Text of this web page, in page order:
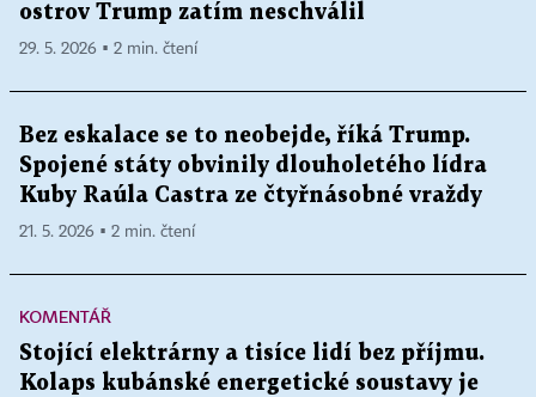
ostrov Trump zatím neschválil
29. 5. 2026 ▪ 2 min. čtení
Bez eskalace se to neobejde, říká Trump.
Spojené státy obvinily dlouholetého lídra
Kuby Raúla Castra ze čtyřnásobné vraždy
21. 5. 2026 ▪ 2 min. čtení
KOMENTÁŘ
Stojící elektrárny a tisíce lidí bez příjmu.
Kolaps kubánské energetické soustavy je